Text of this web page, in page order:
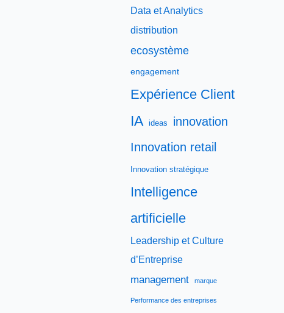
Data et Analytics
distribution
ecosystème
engagement
Expérience Client
IA ideas
innovation
Innovation retail
Innovation stratégique
Intelligence
artificielle
Leadership et Culture
d’Entreprise
management marque
Performance des entreprises